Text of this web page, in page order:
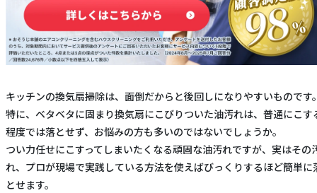
キッチンの換気扇掃除は、面倒だからと後回しになりやすいものです
特に、ベタベタに固まり換気扇にこびりついた油汚れは、普通にこす
程度では落とせず、お悩みの方も多いのではないでしょうか。
つい力任せにこすってしまいたくなる頑固な油汚れですが、実はその
れ、プロが現場で実践している方法を使えばびっくりするほど簡単に
とせます。